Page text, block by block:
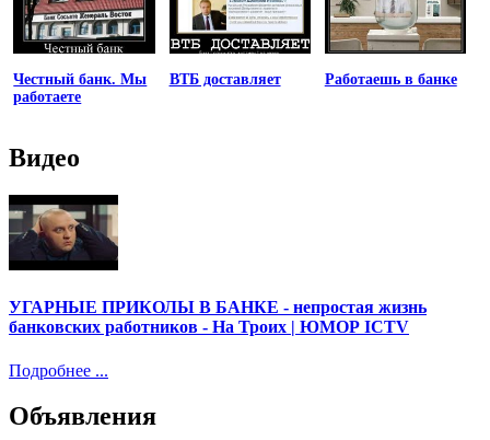
Честный банк. Мы
работаете
ВТБ доставляет Работаешь в банке
Видео
УГАРНЫЕ ПРИКОЛЫ В БАНКЕ - непростая жизнь
банковских работников - На Троих | ЮМОР ICTV
Подробнее ...
Объявления